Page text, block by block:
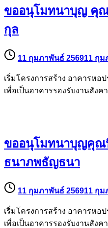
ขออนุโมทนาบุญ คุ
กุล
11 กุมภาพันธ์ 256911 กุม
เริ่มโครงการสร้าง อาคารหอ
เพื่อเป็นอาคารรองรับงานสัง
ขออนุโมทนาบุญคุ
ธนาภพธัญธนา
11 กุมภาพันธ์ 256911 กุม
เริ่มโครงการสร้าง อาคารหอ
เพื่อเป็นอาคารรองรับงานสัง